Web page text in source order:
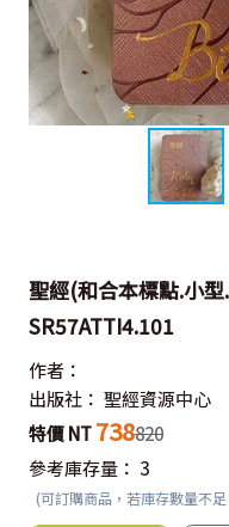
聖經(和合本標點.小
SR57ATTI4.101
作者：
出版社： 聖經資源中心
特價 NT 738820
參考庫存量： 3
(可訂購商品，若庫存數量不